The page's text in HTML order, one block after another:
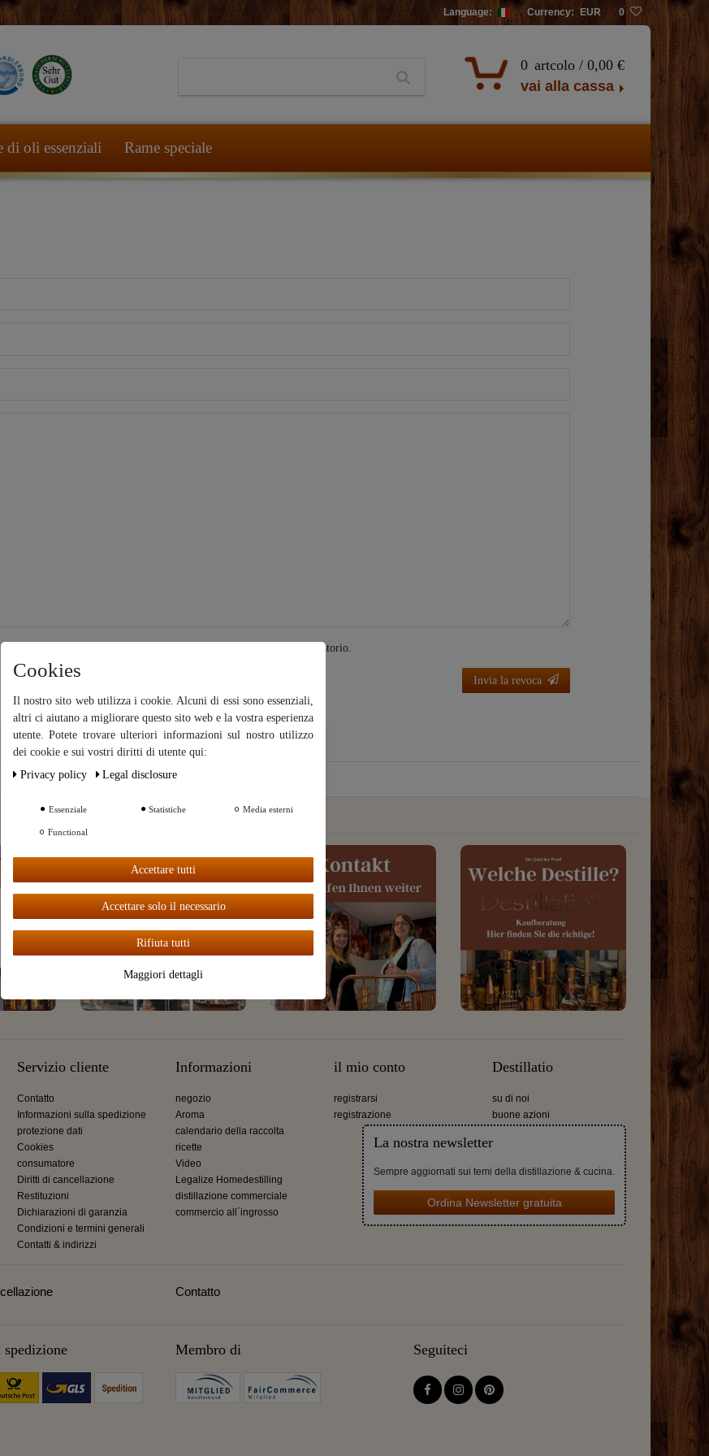
Language: Currency: EUR 0
0 artcolo / 0,00 €
vai alla cassa
di oli essenziali Rame speciale
* Questo è un campo obbligatorio.
Invia la revoca
Servizio cliente
Contatto
Informazioni sulla spedizione
protezione dati
Cookies
consumatore
Diritti di cancellazione
Restituzioni
Dichiarazioni di garanzia
Condizioni e termini generali
Contatti & indirizzi
Informazioni
negozio
Aroma
calendario della raccolta
ricette
Video
Legalize Homedestilling
distillazione commerciale
commercio all´ingrosso
il mio conto
registrarsi
registrazione
Destillatio
su di noi
buone azioni
La nostra newsletter
Sempre aggiornati sui temi della distillazione & cucina.
Ordina Newsletter gratuita
Contatto
Membro di Seguiteci
Ceres::Template.cookieBarHintText
mplate.coo
kieBarAcc
eptAll
Cookies
Il nostro sito web utilizza i cookie. Alcuni di essi sono essenziali,
altri ci aiutano a migliorare questo sito web e la vostra esperienza
utente. Potete trovare ulteriori informazioni sul nostro utilizzo
dei cookie e sui vostri diritti di utente qui:
Privacy policy
Legal disclosure
Essenziale Statistiche Media esterni
Functional
Accettare tutti
Accettare solo il necessario
Rifiuta tutti
Maggiori dettagli